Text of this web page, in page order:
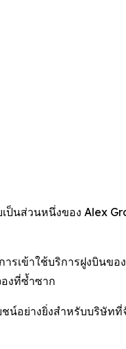
ป็นส่วนหนึ่งของ Alex
รเข้าใช้บริการฝูงบินขอ
งที่ซ้ำซาก
น์อย่างยิ่งสำหรับบริษัทที่